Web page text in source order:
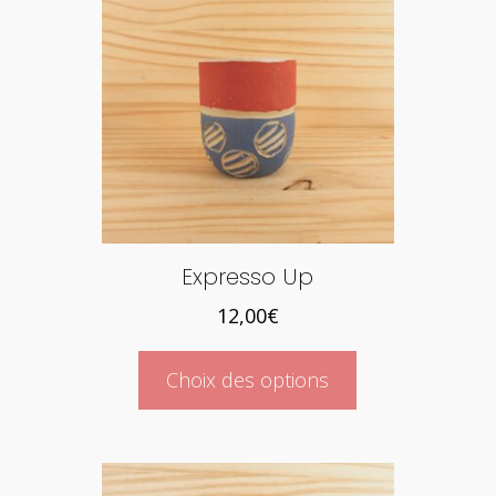
Expresso Up
12,00€
Choix des options
Ce
a
variations.
Les